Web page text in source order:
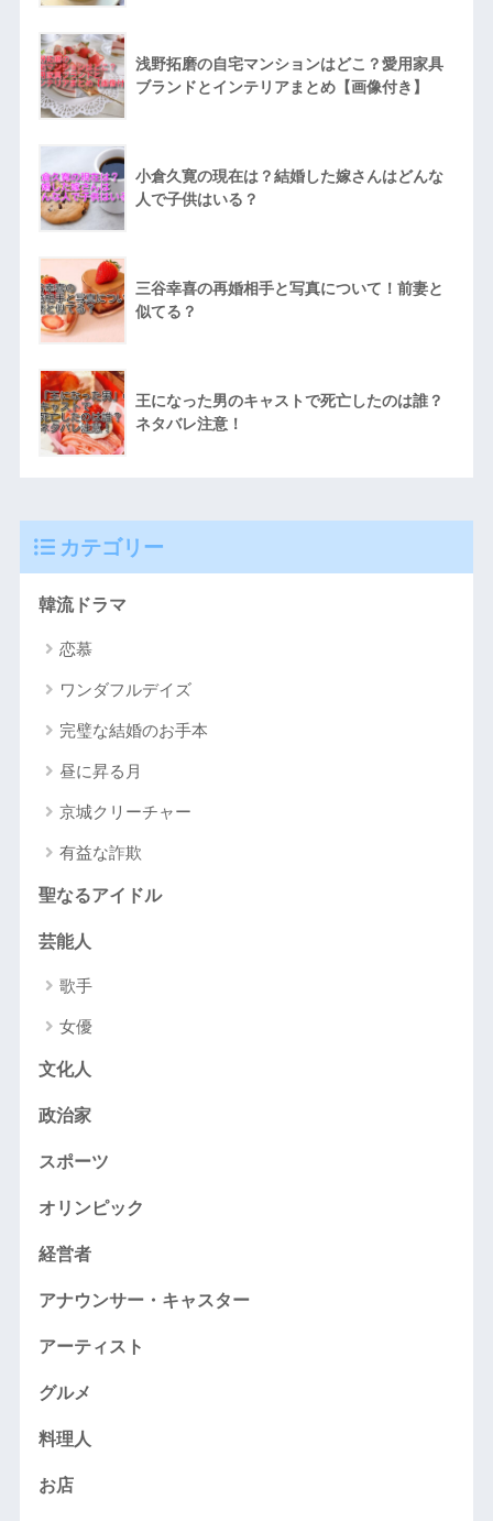
浅野拓磨の自宅マンションはどこ？愛用家具
ブランドとインテリアまとめ【画像付き】
小倉久寛の現在は？結婚した嫁さんはどんな
人で子供はいる？
三谷幸喜の再婚相手と写真について！前妻と
似てる？
王になった男のキャストで死亡したのは誰？
ネタバレ注意！
カテゴリー
韓流ドラマ
恋慕
ワンダフルデイズ
完璧な結婚のお手本
昼に昇る月
京城クリーチャー
有益な詐欺
聖なるアイドル
芸能人
歌手
女優
文化人
政治家
スポーツ
オリンピック
経営者
アナウンサー・キャスター
アーティスト
グルメ
料理人
お店